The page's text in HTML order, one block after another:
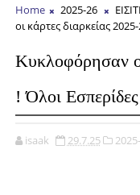
Home 2025-26
οι κάρτες διαρκείας
Κυκλοφόρησαν
! Όλοι
isaak 29.7.25